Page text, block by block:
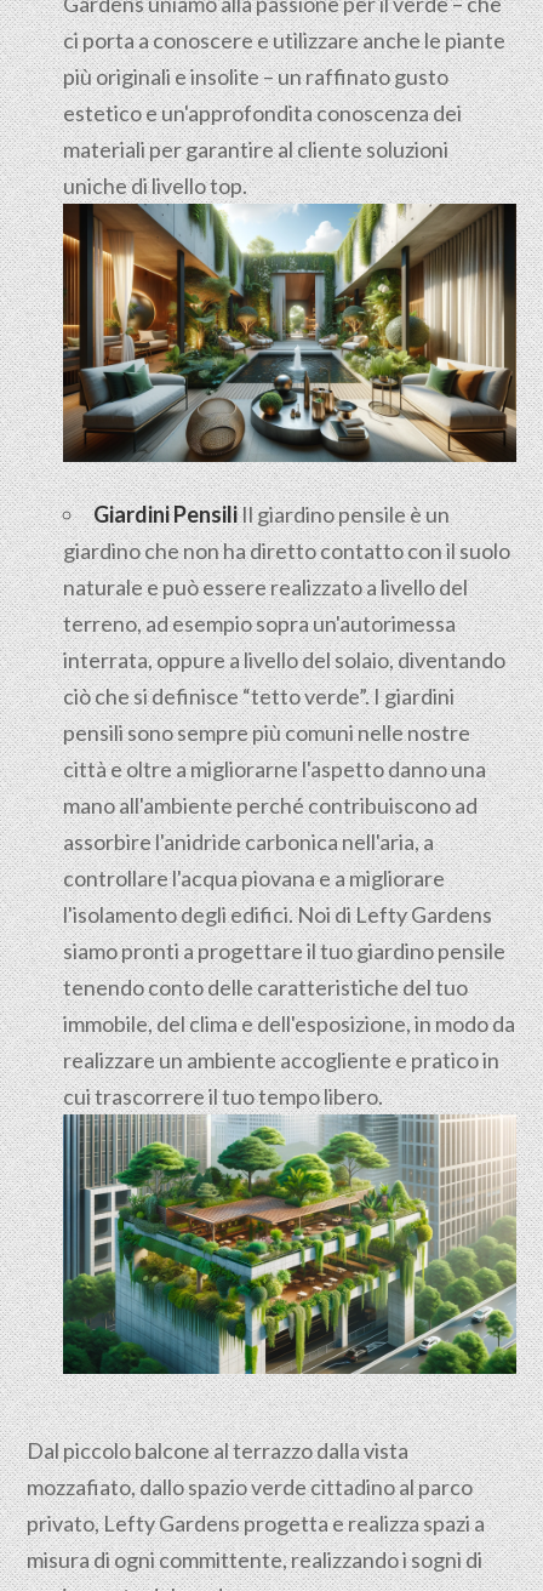
ci porta a conoscere e utilizzare anche le piante
più originali e insolite – un raffinato gusto
estetico e un'approfondita conoscenza dei
materiali per garantire al cliente soluzioni
uniche di livello top.
Giardini PensiliIlgiardino pensileè un
giardino che non ha diretto contatto con il suolo
naturale e può essere realizzato a livello del
terreno, ad esempio sopra un'autorimessa
interrata, oppure a livello del solaio, diventando
ciò che si definisce “tetto verde”. I giardini
pensili sono sempre più comuni nelle nostre
città e oltre a migliorarne l'aspetto danno una
mano all'ambiente perché contribuiscono ad
assorbire l'anidride carbonica nell'aria, a
controllare l'acqua piovana e a migliorare
l'isolamento degli edifici. Noi di Lefty Gardens
siamo pronti a progettare il tuo giardino pensile
tenendo conto delle caratteristiche del tuo
immobile, del clima e dell'esposizione, in modo da
realizzare un ambiente accogliente e pratico in
cui trascorrere il tuo tempo libero.
Dal piccolo balcone al terrazzo dalla vista
mozzafiato, dallo spazio verde cittadino al parco
privato, Lefty Gardens progetta e realizza spazi a
misura di ogni committente, realizzando i sogni di